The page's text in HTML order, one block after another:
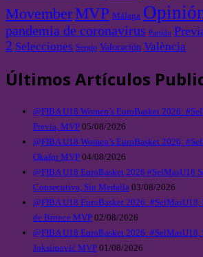
MovemberMVP Málaga
pandemia de coronavirus Partido
2 Selecciones Sergio Valoración València
Últimos Artículos
@FIBA U18 Women’s EuroBasket 2026:
Previa, MVP 05/08/2026
@FIBA U18 Women’s EuroBasket 2026:
Okafor MVP 04/08/2026
@FIBA U18 EuroBasket 2026 #SelMasU18
Consecutiva, Sin Medalla 03/08/2026
@FIBA U18 EuroBasket 2026:
de Bronce MVP 02/08/2026
@FIBA U18 EuroBasket 2026: #SelMasU18,
Joksimović MVP 01/08/2026